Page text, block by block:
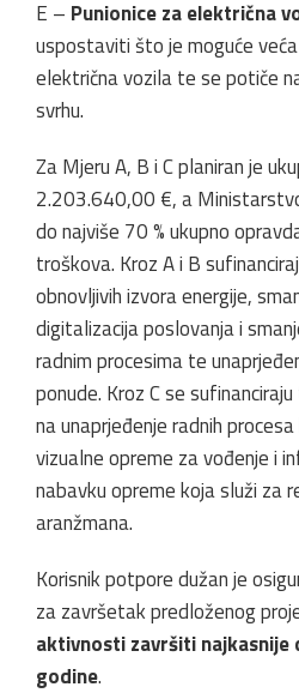
E – Punionice za električna
uspostaviti što je moguće
električna vozila te se potiče
svrhu.
Za Mjeru A, B i C planiran je
2.203.640,00 €, a
do najviše 70 % ukupno
troškova. Kroz A i B
obnovljivih izvora energije,
digitalizacija poslovanja i
radnim procesima te
ponude. Kroz C se
na unaprjeđenje radnih
vizualne opreme za vođenje i
nabavku opreme koja služi za
aranžmana.
Korisnik potpore dužan je
za završetak predloženog
aktivnosti završiti
godine.